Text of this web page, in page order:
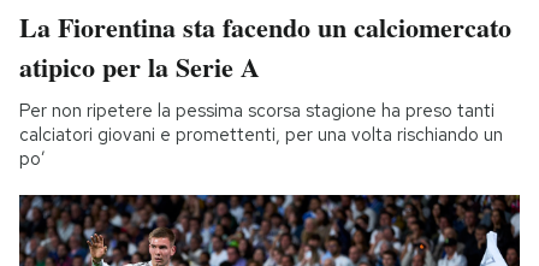
La Fiorentina sta facendo un calciomercato
atipico per la Serie A
Per non ripetere la pessima scorsa stagione ha preso tanti
calciatori giovani e promettenti, per una volta rischiando un
po’